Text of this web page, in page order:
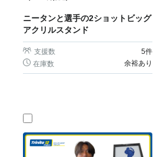
ニータンと選手の2ショットビッグ
アクリルスタンド
支援数 5件
在庫数
余裕あり